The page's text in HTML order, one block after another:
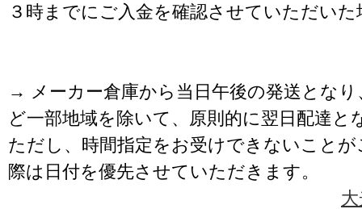
３時までにご入金を確認させていただいた
→ メーカー倉庫から当日午後の発送となり
ど一部地域を除いて、原則的に翌日配達と
ただし、時間指定をお受けできないこと
際は日付を優先させていただきます。